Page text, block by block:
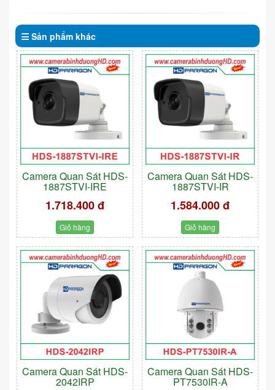
Sản phẩm khác
Camera Quan Sát HDS-
1887STVI-IRE
1.718.400 đ
Giỏ hàng
Camera Quan Sát HDS-
1887STVI-IR
1.584.000 đ
Giỏ hàng
Camera Quan Sát HDS-
2042IRP
Camera Quan Sát HDS-
PT7530IR-A